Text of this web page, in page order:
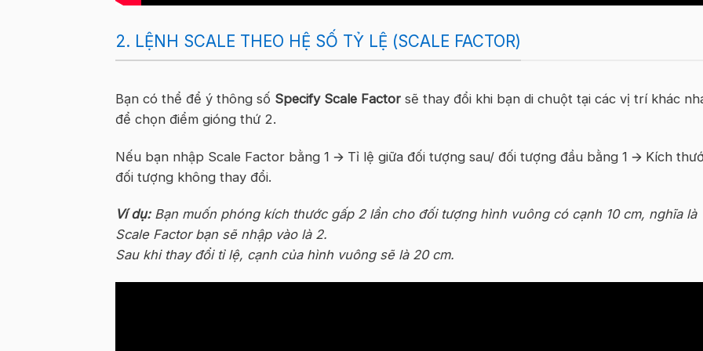
2. LỆNH SCALE THEO HỆ SỐ TỶ LỆ (SCALE FACTOR)
Bạn có thể để ý thông số Specify Scale Factor sẽ thay đổi khi bạn di chuột tại các vị trí khác
để chọn điểm gióng thứ 2.
Nếu bạn nhập Scale Factor bằng 1 🡪 Tỉ lệ giữa đối tượng sau/ đối tượng đầu bằng 1 🡪 Kích
đối tượng không thay đổi.
Ví dụ: Bạn muốn phóng kích thước gấp 2 lần cho đối tượng hình vuông có cạnh 10 cm, nghĩa là
Scale Factor bạn sẽ nhập vào là 2.
Sau khi thay đổi tỉ lệ, cạnh của hình vuông sẽ là 20 cm.